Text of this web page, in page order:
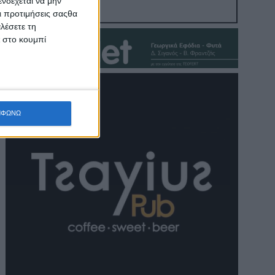
προτιμήσεις σαςθα
τη
στο κουμπί